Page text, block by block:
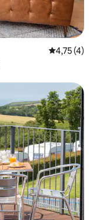
54,75 (4)